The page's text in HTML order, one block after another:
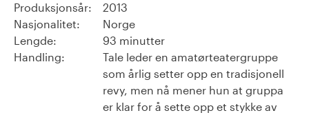
Produksjonsår:
2013
Nasjonalitet:
Norge
Lengde:
93 minutter
Handling:
Tale leder en amatørteatergruppe
som årlig setter opp en tradisjonell
revy, men nå mener hun at gruppa
er klar for å sette opp et stykke av